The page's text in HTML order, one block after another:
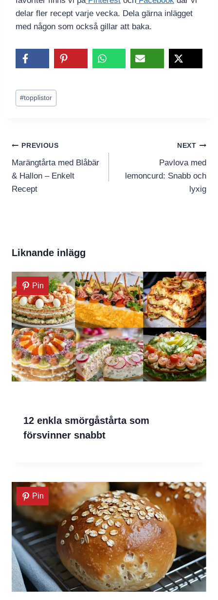
delar fler recept varje vecka. Dela gärna inlägget
med någon som också gillar att baka.
Post
Tags:
#topplistor
Inläggsnavigering
PREVIOUS
Marängtårta med Blåbär
& Hallon – Enkelt
Recept
NEXT
Pavlova med
lemoncurd: Snabb och
lyxig
Liknande inlägg
Pin
12 enkla smörgåstårta som
försvinner snabbt
Pin